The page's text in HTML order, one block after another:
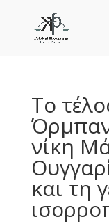
Το
νίκη
και τη